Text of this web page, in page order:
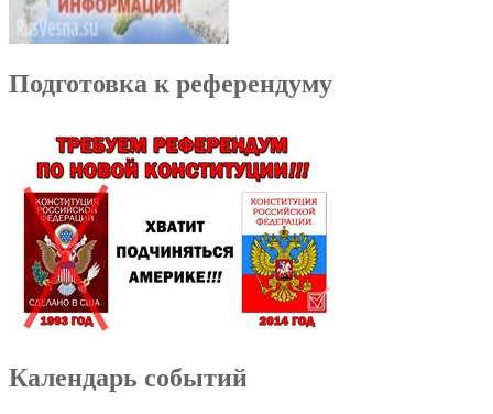
Подготовка к референдуму
Календарь событий